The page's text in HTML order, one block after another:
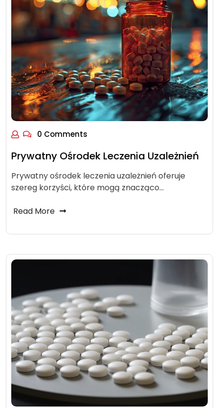
0 Comments
Prywatny Ośrodek Leczenia Uzależnień
Prywatny ośrodek leczenia uzależnień oferuje
szereg korzyści, które mogą znacząco…
Read More